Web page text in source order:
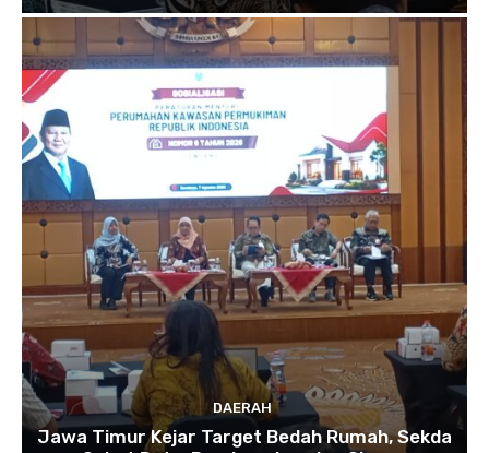
DAERAH
Jawa Timur Kejar Target Bedah Rumah, Sekda